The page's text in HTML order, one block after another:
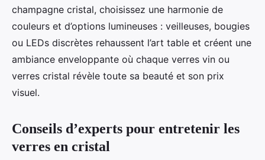
champagne cristal, choisissez une harmonie de
couleurs et d’options lumineuses : veilleuses, bougies
ou LEDs discrètes rehaussent l’art table et créent une
ambiance enveloppante où chaque verres vin ou
verres cristal révèle toute sa beauté et son prix
visuel.
Conseils d’experts pour entretenir les
verres en cristal